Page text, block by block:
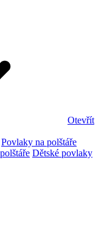
Otevřít
Povlaky na polštáře
Dětské povlaky